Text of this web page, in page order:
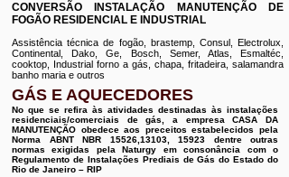
CONVERSÃO INSTALAÇÃO MANUTENÇÃO DE
FOGÃO RESIDENCIAL E INDUSTRIAL
Assistência técnica de fogão, brastemp, Consul, Electrolux,
Continental, Dako, Ge, Bosch, Semer, Atlas, Esmaltéc,
cooktop, Industrial forno a gás, chapa, fritadeira, salamandra
banho maria e outros
GÁS E AQUECEDORES
No que se refira às atividades destinadas às instalações
residenciais/comerciais de gás, a empresa CASA DA
MANUTENÇÃO obedece aos preceitos estabelecidos pela
Norma ABNT NBR 15526,13103, 15923 dentre outras
normas exigidas pela Naturgy em consonância com o
Regulamento de Instalações Prediais de Gás do Estado do
Rio de Janeiro – RIP